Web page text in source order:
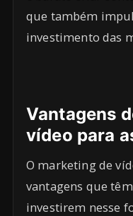
que também
investimento das
Vantagens
vídeo para
O marketing de
vantagens que
investirem nesse